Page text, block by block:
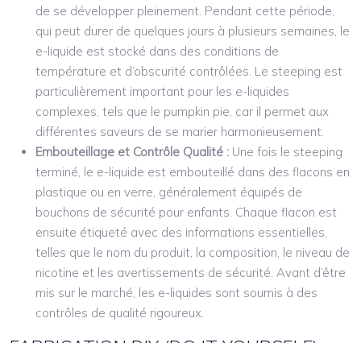
de se développer pleinement. Pendant cette période,
qui peut durer de quelques jours à plusieurs semaines, le
e-liquide est stocké dans des conditions de
température et d’obscurité contrôlées. Le steeping est
particulièrement important pour les e-liquides
complexes, tels que le pumpkin pie, car il permet aux
différentes saveurs de se marier harmonieusement.
Embouteillage et Contrôle Qualité : Une fois le steeping
terminé, le e-liquide est embouteillé dans des flacons en
plastique ou en verre, généralement équipés de
bouchons de sécurité pour enfants. Chaque flacon est
ensuite étiqueté avec des informations essentielles,
telles que le nom du produit, la composition, le niveau de
nicotine et les avertissements de sécurité. Avant d’être
mis sur le marché, les e-liquides sont soumis à des
contrôles de qualité rigoureux.